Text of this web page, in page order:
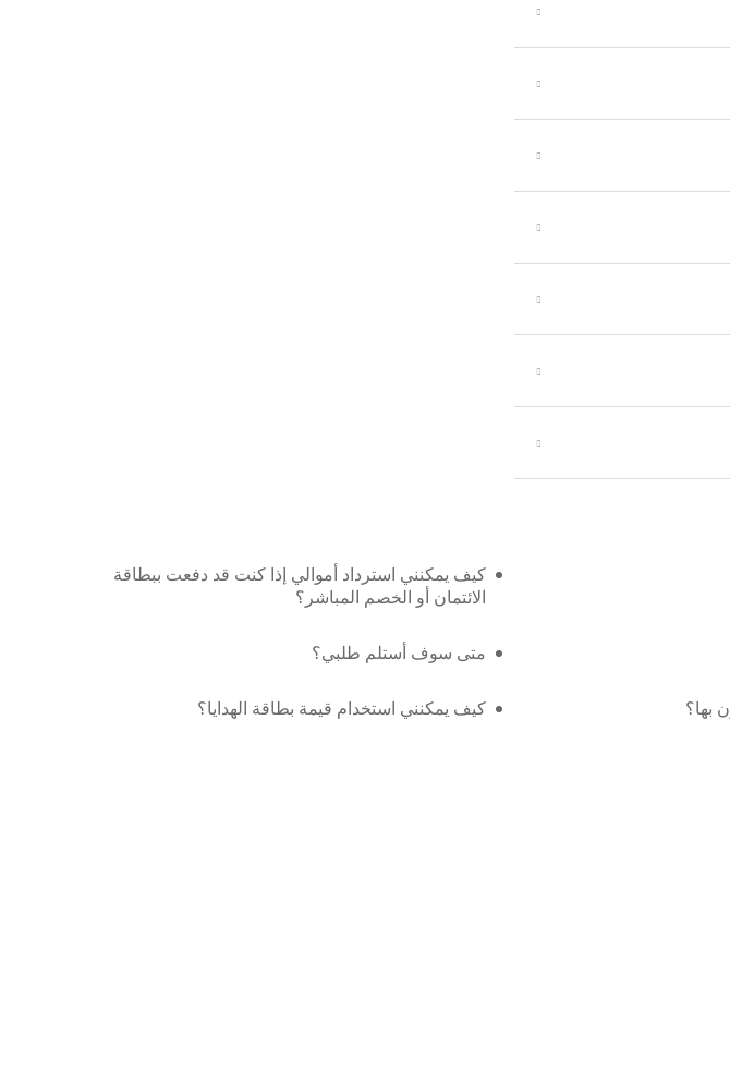
كيف يمكنني استرداد أموالي إذا كنت قد دفعت ببطاقة
الائتمان أو الخصم المباشر؟
متى سوف أستلم طلبي؟
بها؟ كيف يمكنني استخدام قيمة بطاقة الهدايا؟